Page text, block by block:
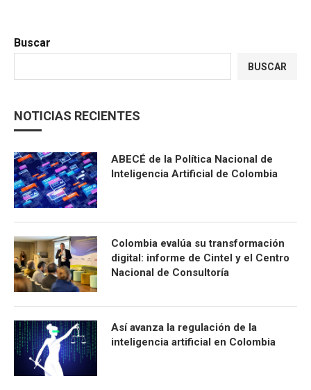
Buscar
BUSCAR
NOTICIAS RECIENTES
ABECÉ de la Política Nacional de
Inteligencia Artificial de Colombia
Colombia evalúa su transformación
digital: informe de Cintel y el Centro
Nacional de Consultoría
Así avanza la regulación de la
inteligencia artificial en Colombia